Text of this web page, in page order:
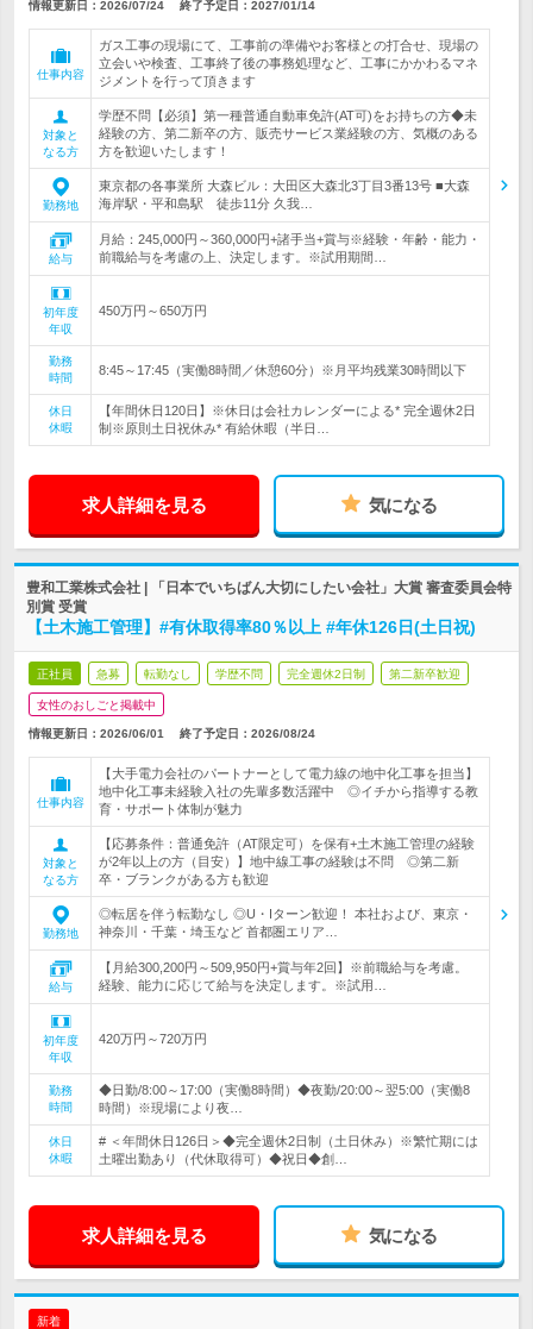
情報更新日：2026/07/24 終了予定日： 2027/01/14
仕事内容
ガス工事の現場にて、工事前の準備やお客様との打合せ、現場の
立会いや検査、工事終了後の事務処理など、工事にかかわるマネ
ジメントを行って頂きます
対象と
なる方
学歴不問【必須】第一種普通自動車免許(AT可)をお持ちの方◆未
経験の方、第二新卒の方、販売サービス業経験の方、気概のある
方を歓迎いたします！
勤務地
東京都の各事業所 大森ビル：大田区大森北3丁目3番13号 ■大森
海岸駅・平和島駅 徒歩11分 久我…
給与
月給：245,000円～360,000円+諸手当+賞与※経験・年齢・能力・
前職給与を考慮の上、決定します。※試用期間…
初年度
年収
450万円～650万円
勤務
時間
8:45～17:45（実働8時間／休憩60分）※月平均残業30時間以下
休日
休暇
【年間休日120日】※休日は会社カレンダーによる* 完全週休2日
制※原則土日祝休み* 有給休暇（半日…
求人詳細を見る 気になる
豊和工業株式会社 | 「日本でいちばん大切にしたい会社」大賞 審査委員会特
別賞 受賞
【土木施工管理】#有休取得率80％以上 #年休126日(土日祝)
正社員 急募 転勤なし 学歴不問 完全週休2日制 第二新卒歓迎
女性のおしごと掲載中
情報更新日：2026/06/01 終了予定日： 2026/08/24
仕事内容
【大手電力会社のパートナーとして電力線の地中化工事を担当】
地中化工事未経験入社の先輩多数活躍中 ◎イチから指導する教
育・サポート体制が魅力
対象と
なる方
【応募条件：普通免許（AT限定可）を保有+土木施工管理の経験
が2年以上の方（目安）】地中線工事の経験は不問 ◎第二新
卒・ブランクがある方も歓迎
勤務地
◎転居を伴う転勤なし ◎U・Iターン歓迎！ 本社および、東京・
神奈川・千葉・埼玉など 首都圏エリア…
給与
【月給300,200円～509,950円+賞与年2回】※前職給与を考慮。
経験、能力に応じて給与を決定します。※試用…
初年度
年収
420万円～720万円
勤務
時間
◆日勤/8:00～17:00（実働8時間）◆夜勤/20:00～翌5:00（実働8
時間）※現場により夜…
休日
休暇
# ＜年間休日126日＞◆完全週休2日制（土日休み）※繁忙期には
土曜出勤あり（代休取得可）◆祝日◆創…
求人詳細を見る 気になる
新着